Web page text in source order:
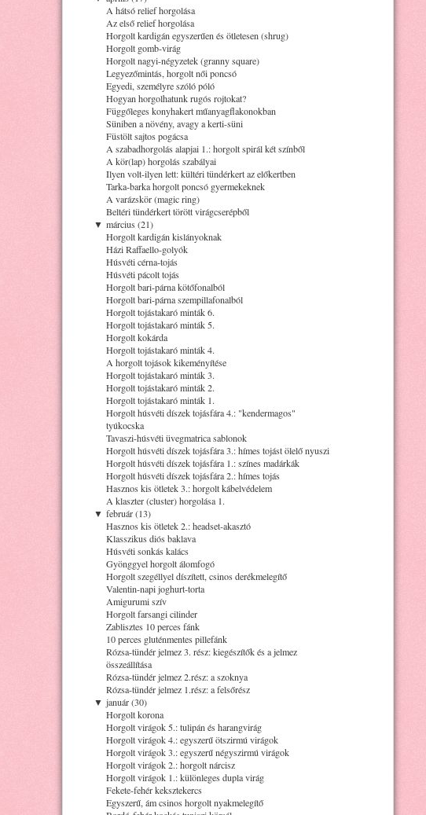
A hátsó relief horgolása
Az első relief horgolása
Horgolt kardigán egyszerűen és ötletesen (shrug)
Horgolt gomb-virág
Horgolt nagyi-négyzetek (granny square)
Legyezőmintás, horgolt női poncsó
Egyedi, személyre szóló póló
Hogyan horgolhatunk rugós rojtokat?
Függőleges konyhakert műanyagflakonokban
Süniben a növény, avagy a kerti-süni
Füstölt sajtos pogácsa
A szabadhorgolás alapjai 1.: horgolt spirál két színből
A kör(lap) horgolás szabályai
Ilyen volt-ilyen lett: kültéri tündérkert az előkertben
Tarka-barka horgolt poncsó gyermekeknek
A varázskör (magic ring)
Beltéri tündérkert törött virágcserépből
▼ március (21)
Horgolt kardigán kislányoknak
Házi Raffaello-golyók
Húsvéti cérna-tojás
Húsvéti pácolt tojás
Horgolt bari-párna kötőfonalból
Horgolt bari-párna szempillafonalból
Horgolt tojástakaró minták 6.
Horgolt tojástakaró minták 5.
Horgolt kokárda
Horgolt tojástakaró minták 4.
A horgolt tojások kikeményítése
Horgolt tojástakaró minták 3.
Horgolt tojástakaró minták 2.
Horgolt tojástakaró minták 1.
Horgolt húsvéti díszek tojásfára 4.: "kendermagos"
tyúkocska
Tavaszi-húsvéti üvegmatrica sablonok
Horgolt húsvéti díszek tojásfára 3.: hímes tojást ölelő nyuszi
Horgolt húsvéti díszek tojásfára 1.: színes madárkák
Horgolt húsvéti díszek tojásfára 2.: hímes tojás
Hasznos kis ötletek 3.: horgolt kábelvédelem
A klaszter (cluster) horgolása 1.
▼ február (13)
Hasznos kis ötletek 2.: headset-akasztó
Klasszikus diós baklava
Húsvéti sonkás kalács
Gyönggyel horgolt álomfogó
Horgolt szegéllyel díszített, csinos derékmelegítő
Valentin-napi joghurt-torta
Amigurumi szív
Horgolt farsangi cilinder
Zablisztes 10 perces fánk
10 perces gluténmentes pillefánk
Rózsa-tündér jelmez 3. rész: kiegészítők és a jelmez
összeállítása
Rózsa-tündér jelmez 2.rész: a szoknya
Rózsa-tündér jelmez 1.rész: a felsőrész
▼ január (30)
Horgolt korona
Horgolt virágok 5.: tulipán és harangvirág
Horgolt virágok 4.: egyszerű ötszirmú virágok
Horgolt virágok 3.: egyszerű négyszirmú virágok
Horgolt virágok 2.: horgolt nárcisz
Horgolt virágok 1.: különleges dupla virág
Fekete-fehér keksztekercs
Egyszerű, ám csinos horgolt nyakmelegítő